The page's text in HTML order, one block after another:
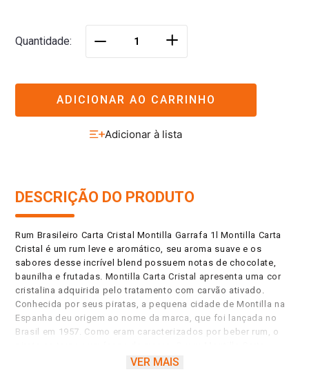
Quantidade ＋
ADICIONAR AO CARRINHO
DESCRIÇÃO DO PRODUTO
Rum Brasileiro Carta Cristal Montilla Garrafa 1l Montilla Carta
Cristal é um rum leve e aromático, seu aroma suave e os
sabores desse incrível blend possuem notas de chocolate,
baunilha e frutadas. Montilla Carta Cristal apresenta uma cor
cristalina adquirida pelo tratamento com carvão ativado.
Conhecida por seus piratas, a pequena cidade de Montilla na
Espanha deu origem ao nome da marca, que foi lançada no
Brasil em 1957. Como eram caracterizados por beber rum, o
Cristal de 1 litro possui uma graduação alcoólica de 38%. É
VER MAIS